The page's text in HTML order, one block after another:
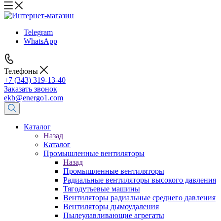
Telegram
WhatsApp
Телефоны
+7 (343) 319-13-40
Заказать звонок
ekb@energo1.com
Каталог
Назад
Каталог
Промышленные вентиляторы
Назад
Промышленные вентиляторы
Радиальные вентиляторы высокого давления
Тягодутьевые машины
Вентиляторы радиальные среднего давления
Вентиляторы дымоудаления
Пылеулавливающие агрегаты